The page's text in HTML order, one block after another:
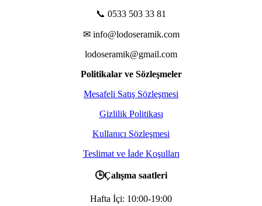
📞 0533 503 33 81
✉ info@lodoseramik.com
lodoseramik@gmail.com
Politikalar ve Sözleşmeler
Mesafeli Satış Sözleşmesi
Gizlilik Politikası
Kullanıcı Sözleşmesi
Teslimat ve İade Koşulları
🕒Çalışma saatleri
Hafta İçi: 10:00-19:00